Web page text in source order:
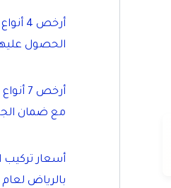
أرخص
الحصول
أرخص
مع ضمان
أسعار تركيب
بالرياض لعام 2025